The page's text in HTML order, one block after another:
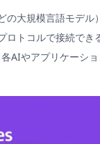
の大規模言語モデル
ロトコルで接続でき
AIやアプリケーシ